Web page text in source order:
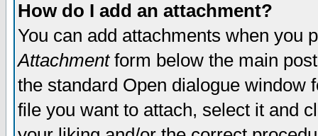
How do I add an attachment?
You can add attachments when you
Attachmentform below the main
the standard Open dialogue window
file you want to attach, select it and